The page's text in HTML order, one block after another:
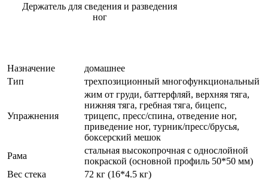
Держатель для сведения и разведения
ног
Назначение
домашнее
Тип
трехпозиционный многофункциональный
Упражнения
жим от груди, баттерфляй, верхняя тяга,
нижняя тяга, гребная тяга, бицепс,
трицепс, пресс/спина, отведение ног,
приведение ног, турник/пресс/брусья,
боксерский мешок
Рама
стальная высокопрочная с однослойной
покраской (основной профиль 50*50 мм)
Вес стека
72 кг (16*4.5 кг)